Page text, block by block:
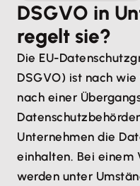
DSGVO in
regelt sie?
Die EU-
DSGVO) ist nach
nach einer
Unternehmen die
einhalten. Bei einem
werden unter